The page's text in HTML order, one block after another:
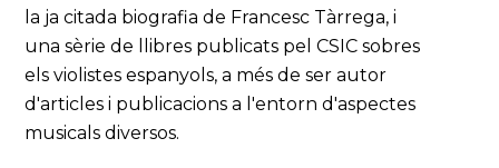
la ja citada biografia de Francesc Tàrrega, i
una sèrie de llibres publicats pel CSIC sobres
els violistes espanyols, a més de ser autor
d'articles i publicacions a l'entorn d'aspectes
musicals diversos.